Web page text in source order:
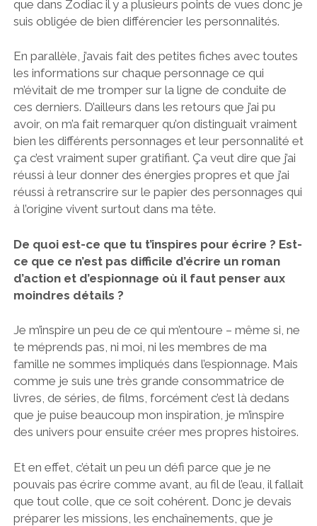
que dans Zodiac il y a plusieurs points de vues donc je
suis obligée de bien différencier les personnalités.
En parallèle, j’avais fait des petites fiches avec toutes
les informations sur chaque personnage ce qui
m’évitait de me tromper sur la ligne de conduite de
ces derniers. D’ailleurs dans les retours que j’ai pu
avoir, on m’a fait remarquer qu’on distinguait vraiment
bien les différents personnages et leur personnalité et
ça c’est vraiment super gratifiant. Ça veut dire que j’ai
réussi à leur donner des énergies propres et que j’ai
réussi à retranscrire sur le papier des personnages qui
à l’origine vivent surtout dans ma tête.
De quoi est-ce que tu t’inspires pour écrire ? Est-
ce que ce n’est pas difficile d’écrire un roman
d’action et d’espionnage où il faut penser aux
moindres détails ?
Je m’inspire un peu de ce qui m’entoure – même si, ne
te méprends pas, ni moi, ni les membres de ma
famille ne sommes impliqués dans l’espionnage. Mais
comme je suis une très grande consommatrice de
livres, de séries, de films, forcément c’est là dedans
que je puise beaucoup mon inspiration, je m’inspire
des univers pour ensuite créer mes propres histoires.
Et en effet, c’était un peu un défi parce que je ne
pouvais pas écrire comme avant, au fil de l’eau, il fallait
que tout colle, que ce soit cohérent. Donc je devais
préparer les missions, les enchaînements, que je